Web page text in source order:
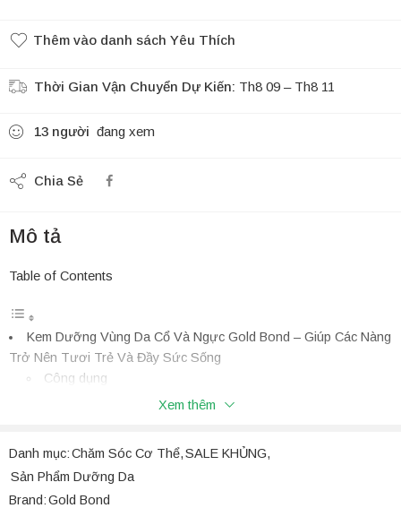
Thêm vào danh sách Yêu Thích
Thời Gian Vận Chuyển Dự Kiến: Th8 09 – Th8 11
13 người đang xem
Chia Sẻ
Mô tả
Table of Contents
Kem Dưỡng Vùng Da Cổ Và Ngực Gold Bond – Giúp Các Nàng
Trở Nên Tươi Trẻ Và Đầy Sức Sống
Công dụng
Kem Dưỡng Vùng Da Cổ Và Ngực Gold Bond –
Giúp Các Nàng Trở Nên Tươi Trẻ Và Đầy Sức
Xem thêm
Danh mục:Chăm Sóc Cơ Thể,SALE KHỦNG,
Sản Phẩm Dưỡng Da
Brand:Gold Bond